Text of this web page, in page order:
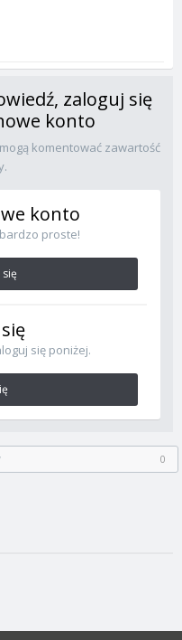
zaloguj się
konto
komentować zawartość
konto
proste!
się poniżej.
0